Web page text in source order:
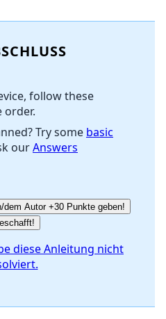
Abbrechen
follow these
order.
Try some basic
ourAnswers
Autor +30 Punkte geben!
diese Anleitung nicht